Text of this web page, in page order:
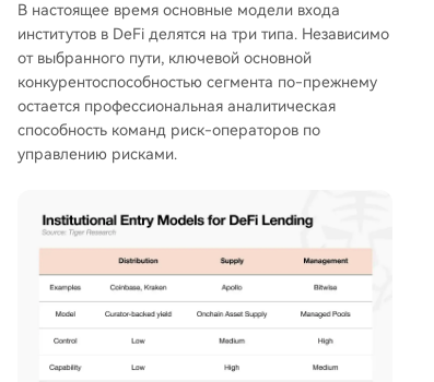
В настоящее время основные модели входа
институтов в DeFi делятся на три типа. Независимо
от выбранного пути, ключевой основной
конкурентоспособностью сегмента по-прежнему
остается профессиональная аналитическая
способность команд риск-операторов по
управлению рисками.